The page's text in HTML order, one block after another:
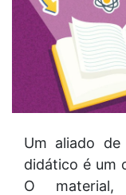
Um aliado
didático é um
O